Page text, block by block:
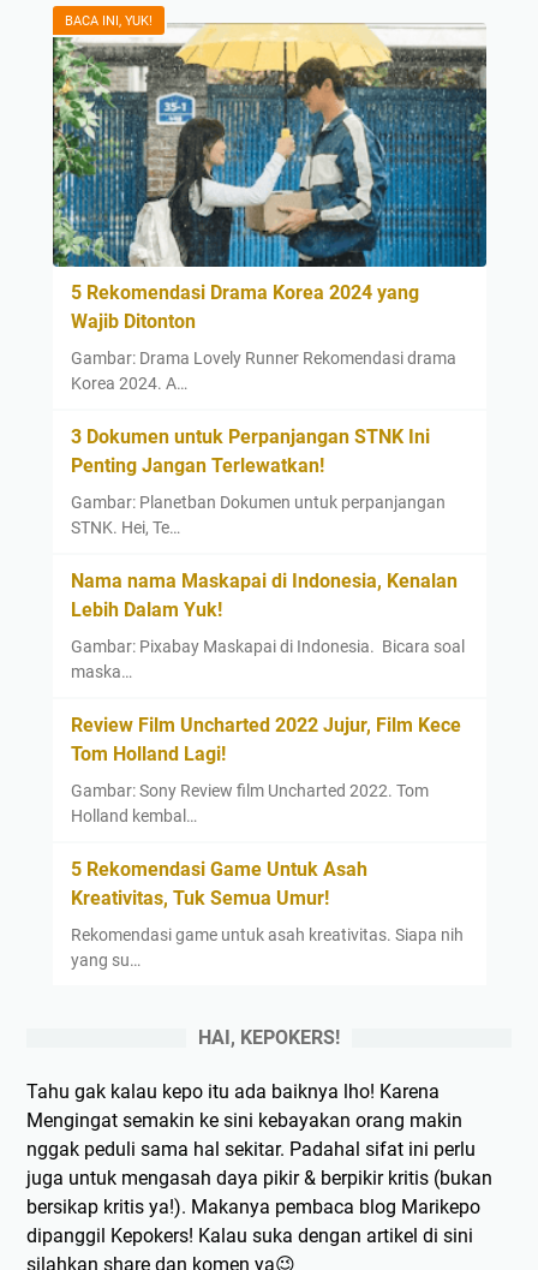
BACA INI, YUK!
5 Rekomendasi Drama Korea 2024 yang
Wajib Ditonton
Gambar: Drama Lovely Runner Rekomendasi drama
Korea 2024. A…
3 Dokumen untuk Perpanjangan STNK Ini
Penting Jangan Terlewatkan!
Gambar: Planetban Dokumen untuk perpanjangan
STNK. Hei, Te…
Nama nama Maskapai di Indonesia, Kenalan
Lebih Dalam Yuk!
Gambar: Pixabay Maskapai di Indonesia. Bicara soal
maska…
Review Film Uncharted 2022 Jujur, Film Kece
Tom Holland Lagi!
Gambar: Sony Review film Uncharted 2022. Tom
Holland kembal…
5 Rekomendasi Game Untuk Asah
Kreativitas, Tuk Semua Umur!
Rekomendasi game untuk asah kreativitas. Siapa nih
yang su…
HAI, KEPOKERS!
Tahu gak kalau kepo itu ada baiknya lho! Karena
Mengingat semakin ke sini kebayakan orang makin
nggak peduli sama hal sekitar. Padahal sifat ini perlu
juga untuk mengasah daya pikir & berpikir kritis (bukan
bersikap kritis ya!). Makanya pembaca blog Marikepo
dipanggil Kepokers! Kalau suka dengan artikel di sini
silahkan share dan komen ya😉